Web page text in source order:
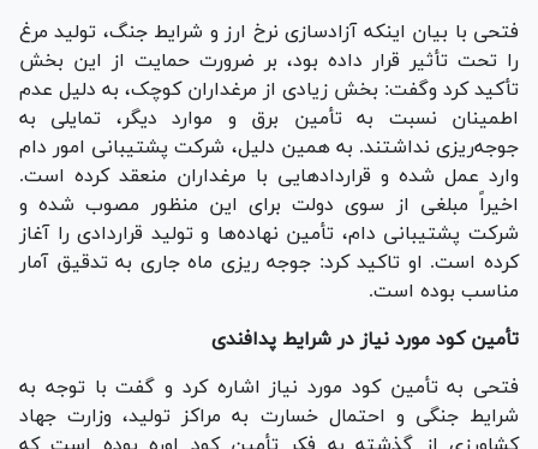
فتحی با بیان اینکه آزادسازی نرخ ارز و شرایط جنگ، تولید مرغ
را تحت تأثیر قرار داده بود، بر ضرورت حمایت از این بخش
تأکید کرد وگفت: بخش زیادی از مرغداران کوچک، به دلیل عدم
اطمینان نسبت به تأمین برق و موارد دیگر، تمایلی به
جوجه‌ریزی نداشتند. به همین دلیل، شرکت پشتیبانی امور دام
وارد عمل شده و قرارداد‌هایی با مرغداران منعقد کرده است.
اخیراً مبلغی از سوی دولت برای این منظور مصوب شده و
شرکت پشتیبانی دام، تأمین نهاده‌ها و تولید قراردادی را آغاز
کرده است. او تاکید کرد: جوجه ریزی ماه جاری به تدقیق آمار
مناسب بوده است.
تأمین کود مورد نیاز در شرایط پدافندی
فتحی به تأمین کود مورد نیاز اشاره کرد و گفت با توجه به
شرایط جنگی و احتمال خسارت به مراکز تولید، وزارت جهاد